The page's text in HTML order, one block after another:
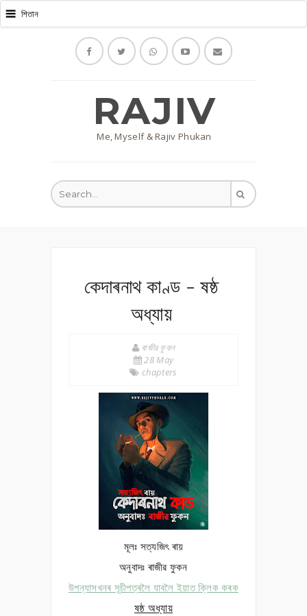
RAJIV
Me, Myself & Rajiv Phukan
কেদাৰনাথ কাণ্ড - ষষ্ঠ
অধ্যায়
ৰাজীৱ ফুকন
28 May
chapters
মূলঃ সত্যজিৎ ৰায়
অনুবাদঃ ৰাজীৱ ফুকন
উপন্যাসখনৰ সূচীপত্ৰলৈ যাবলৈ ইয়াত ক্লিক কৰক
ষষ্ঠ অধ্যায়